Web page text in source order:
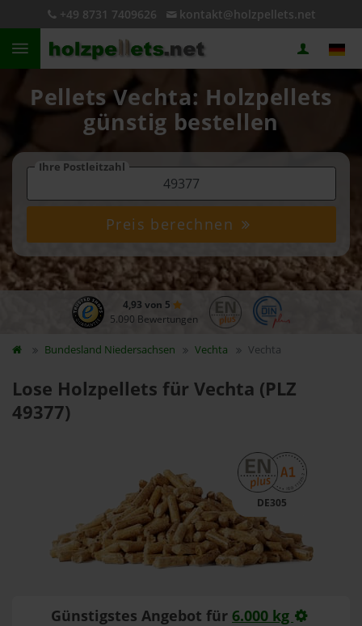
+49 8731 7409626 kontakt@holzpellets.net
Pellets Vechta: Holzpellets
günstig bestellen
Ihre Postleitzahl
Preis berechnen
4,93 von 5
5.090 Bewertungen
Bundesland Niedersachsen Vechta Vechta
Lose Holzpellets für Vechta (PLZ
49377)
DE305
Günstigstes Angebot für 6.000 kg